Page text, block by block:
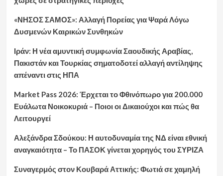
«ΝΗΣΟΣ ΣΑΜΟΣ»: Αλλαγή Πορείας για Ψαρά Λόγω
Δυσμενών Καιρικών Συνθηκών
Ιράν: Η νέα αμυντική συμφωνία Σαουδικής Αραβίας,
Πακιστάν και Τουρκίας σηματοδοτεί αλλαγή αντίληψης
απέναντι στις ΗΠΑ
Market Pass 2026: Έρχεται το Φθινόπωρο για 200.000
Ευάλωτα Νοικοκυριά – Ποιοι οι Δικαιούχοι και πώς θα
Λειτουργεί
Αλεξάνδρα Σδούκου: Η αυτοδυναμία της ΝΔ είναι εθνική
αναγκαιότητα – Το ΠΑΣΟΚ γίνεται χορηγός του ΣΥΡΙΖΑ
Συναγερμός στον Κουβαρά Αττικής: Φωτιά σε χαμηλή